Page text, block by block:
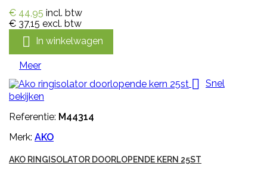
€ 44,95 incl. btw
€ 37,15 excl. btw
 In winkelwagen
Meer
 Snel
bekijken
Referentie: M44314
Merk: AKO
AKO RINGISOLATOR DOORLOPENDE KERN 25ST